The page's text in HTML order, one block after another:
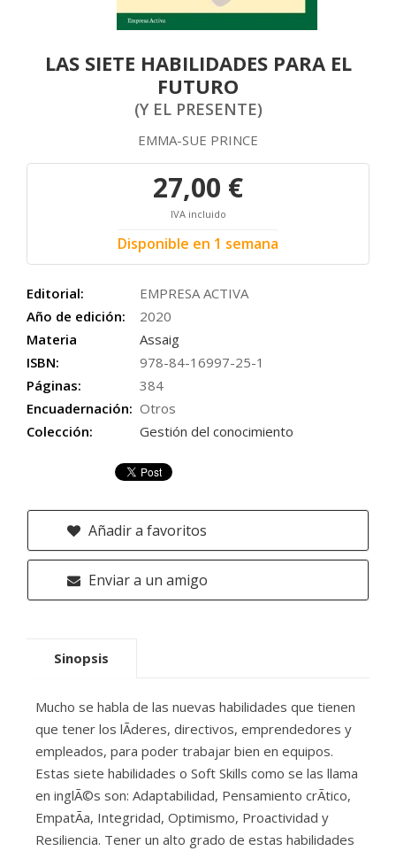
LAS SIETE HABILIDADES PARA EL
FUTURO
(Y EL PRESENTE)
EMMA-SUE PRINCE
27,00 €
IVA incluido
Disponible en 1 semana
Editorial:
EMPRESA ACTIVA
Año de edición:
2020
Materia
Assaig
ISBN:
978-84-16997-25-1
Páginas:
384
Encuadernación: Otros
Colección:
Gestión del conocimiento
Añadir a favoritos
Enviar a un amigo
Sinopsis
Mucho se habla de las nuevas habilidades que tienen
que tener los lÃ­deres, directivos, emprendedores y
empleados, para poder trabajar bien en equipos.
Estas siete habilidades o Soft Skills como se las llama
en inglÃ©s son: Adaptabilidad, Pensamiento crÃ­tico,
EmpatÃ­a, Integridad, Optimismo, Proactividad y
Resiliencia. Tener un alto grado de estas habilidades